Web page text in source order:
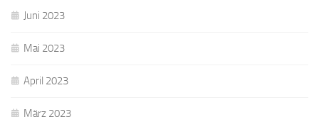
Juni 2023
Mai 2023
April 2023
März 2023